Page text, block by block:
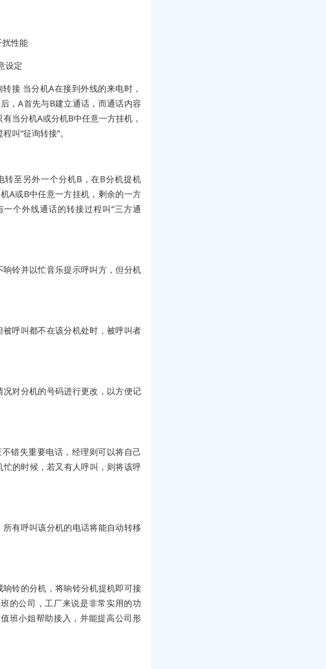
性能
设定
接 当分机A在接到外线的来电时，
，A首先与B建立通话，而通话内容
当分机A或分机B中任意一方挂机，
叫“征询转接”。
至另外一个分机B，在B分机提机
A或B中任意一方挂机，剩余的一方
个外线通话的转接过程叫“三方通
铃并以忙音乐提示呼叫方，但分机
呼叫都不在该分机处时，被呼叫者
对分机的号码进行更改，以方便记
错失重要电话，经理则可以将自己
忙的时候，若又有人呼叫，则将该呼
有呼叫该分机的电话将能自动转移
铃的分机，将响铃分机提机即可接
的公司，工厂来说是非常实用的功
班小姐帮助接入，并能提高公司形